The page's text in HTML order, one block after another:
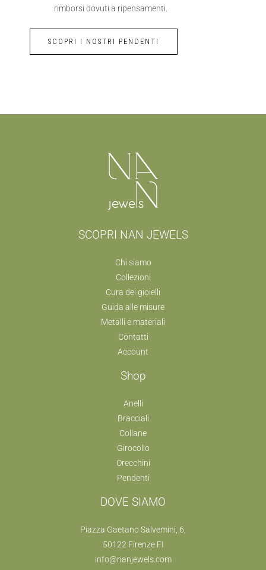
rimborsi dovuti a ripensamenti.
SCOPRI I NOSTRI PENDENTI
SCOPRI NAN JEWELS
Chi siamo
Collezioni
Cura dei gioielli
Guida alle misure
Metalli e materiali
Contatti
Account
Shop
Anelli
Bracciali
Collane
Girocollo
Orecchini
Pendenti
DOVE SIAMO
Piazza Gaetano Salvemini, 6,
50122 Firenze FI
info@nanjewels.com